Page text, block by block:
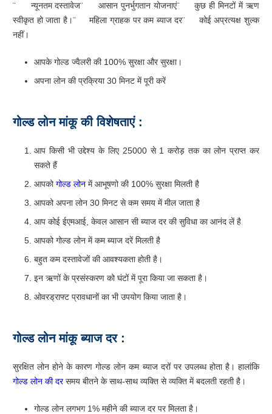
¨ न्यूनतम दस्तावेज¨ आसान पुनर्भुगतान योजनाएं¨ कुछ ही मिनटों में ऋण
स्वीकृत हो जाता है।¨ महिला ग्राहक पर कम ब्याज दर¨ कोई अप्रत्यक्ष शुल्क
नहीं।
आपके गोल्ड ज्वैलरी की 100% सुरक्षा और सुरक्षा।
अपना लोन की प्रक्रिया 30 मिनट में पूरी करें
गोल्ड लोन मांकू की विशेषताएं:
आप किसी भी उद्देश्य के लिए 25000 से 1 करोड़ तक का लोन प्राप्त कर
सकते हैं
आपकोगोल्ड लोन में आभूषणो की 100% सुरक्षा मिलती है
आपको अपना लोन 30 मिनट से कम समय में मील जाता है
आप कोई ईएमआई, केवल आसान सी ब्याज दर की सुविधा का आनंद लें है
आपको गोल्ड लोन में कम ब्याज दरें मिलती है
बहुत कम दस्तावेजों की आवश्यकता होती है।
इन ऋणों के प्रसंस्करण को घंटों में पूरा किया जा सकता है।
ओवरड्राफ्ट प्रावधानों का भी उपयोग किया जाता है।
गोल्ड लोन मांकू ब्याज दर:
सुरक्षित लोन होने के कारण गोल्ड लोन कम ब्याज दरों पर उपलब्ध होता है। हालांकि
गोल्ड लोन की दरसमय बीतने के साथ-साथ व्यक्ति से व्यक्ति में बदलती रहती है।
गोल्ड लोन लगभग 1% महीने की ब्याज दर पर मिलता है।